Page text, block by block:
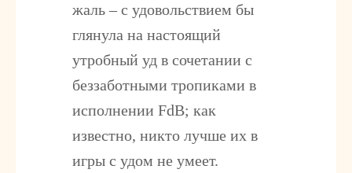
жаль – с удовольствием бы
глянула на настоящий
утробный уд в сочетании с
беззаботными тропиками в
исполнении FdB; как
известно, никто лучше их в
игры с удом не умеет.